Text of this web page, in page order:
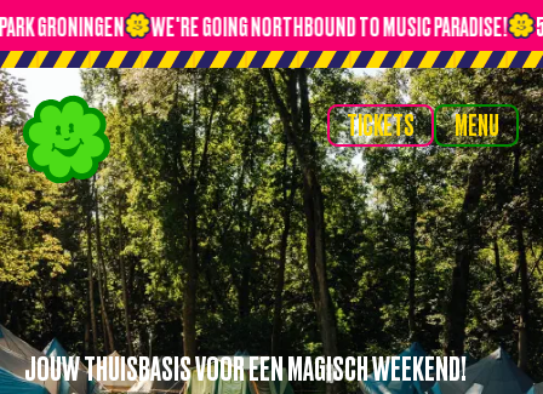
GRONINGEN WE'RE GOING NORTHBOUND TO MUSIC PARADISE! 5
TICKETS
TICKETS
MENU
MENU
HOME
TIMETABLE
LINE-UP
NIEUWS
OVERNACHTEN
JOUW THUISBASIS VOOR EEN MAGISCH WEEKEND!